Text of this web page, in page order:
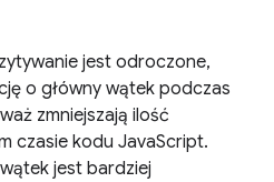
jest odroczone,
o główny wątek podczas
zmniejszają ilość
czasie kodu JavaScript.
jest bardziej